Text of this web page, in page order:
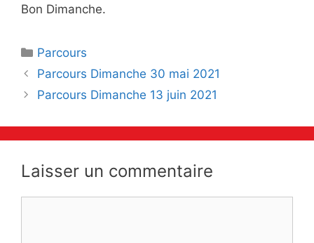
Bon Dimanche.
Catégories
Parcours
Navigation
des
Parcours Dimanche 30 mai 2021
Parcours Dimanche 13 juin 2021
Laisser un commentaire